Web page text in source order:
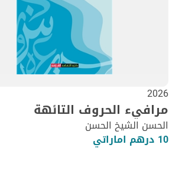
2026
مرافيء الحروف التائهة
الحسن الشيخ الحسن
10 درهم اماراتي